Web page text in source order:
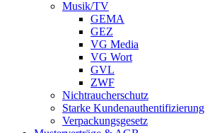
Musik/TV
GEMA
GEZ
VG Media
VG Wort
GVL
ZWF
Nichtraucherschutz
Starke Kundenauthentifizierung
Verpackungsgesetz